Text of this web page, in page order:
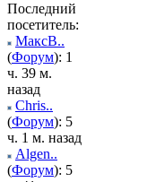
Последний
посетитель:
МаксВ..
(Форум): 1
ч. 39 м.
назад
Chris..
(Форум): 5
ч. 1 м. назад
Algen..
(Форум): 5